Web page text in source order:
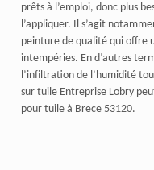
prêts à l’emploi, donc plus
l’appliquer. Il s’agit
peinture de qualité qui offre
intempéries. En d’autres
l’infiltration de l’humidité
sur tuile Entreprise Lobry
pour tuile à Brece 53120.